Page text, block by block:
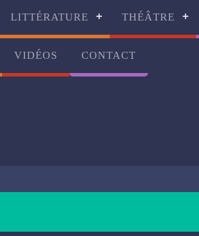
LITTÉRATURE THÉÂTRE
VIDÉOS CONTACT